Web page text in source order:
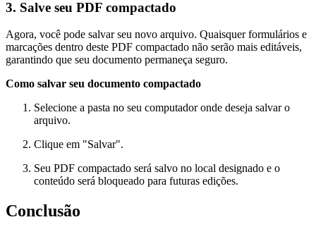
3. Salve seu PDF compactado
Agora, você pode salvar seu novo arquivo. Quaisquer formulários e
marcações dentro deste PDF compactado não serão mais editáveis,
garantindo que seu documento permaneça seguro.
Como salvar seu documento compactado
Selecione a pasta no seu computador onde deseja salvar o
arquivo.
Clique em "Salvar".
Seu PDF compactado será salvo no local designado e o
conteúdo será bloqueado para futuras edições.
Conclusão